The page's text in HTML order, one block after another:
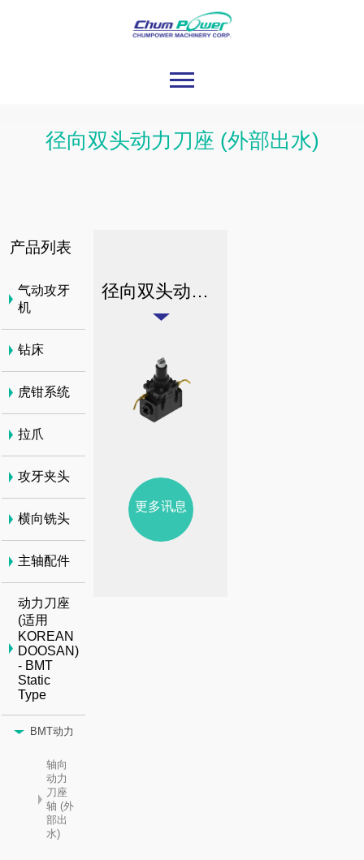
径向双头动力刀座 (外部出水)
径向双头动力刀座 (外部出水)
更多讯息
产品列表
气动攻牙
机
钻床
虎钳系统
拉爪
攻牙夹头
横向铣头
主轴配件
动力刀座
(适用
KOREAN
DOOSAN)
- BMT
Static
Type
BMT动力
轴向
动力
刀座
轴 (外
部出
水)